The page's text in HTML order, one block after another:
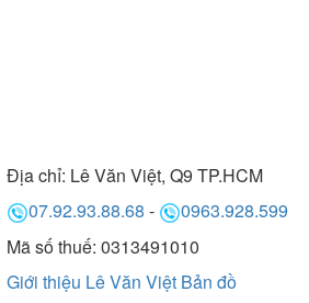
Địa chỉ: Lê Văn Việt, Q9 TP.HCM
07.92.93.88.68 -
0963.928.599
Mã số thuế: 0313491010
Giới thiệu Lê Văn Việt Bản đồ